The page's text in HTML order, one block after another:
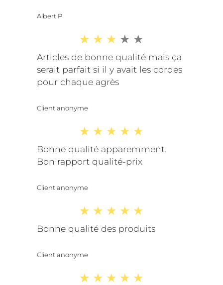
Albert P
Articles de bonne qualité mais ça
serait parfait si il y avait les cordes
pour chaque agrès
Client anonyme
Bonne qualité apparemment.
Bon rapport qualité-prix
Client anonyme
Bonne qualité des produits
Client anonyme